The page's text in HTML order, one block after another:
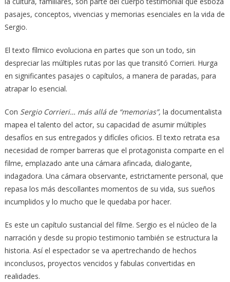
pasajes, conceptos, vivencias y memorias esenciales en la vida de
Sergio.
El texto fílmico evoluciona en partes que son un todo, sin
despreciar las múltiples rutas por las que transitó Corrieri. Hurga
en significantes pasajes o capítulos, a manera de paradas, para
atrapar lo esencial.
Con Sergio Corrieri… más allá de “memorias”, la documentalista
mapea el talento del actor, su capacidad de asumir múltiples
desafíos en sus entregados y difíciles oficios. El texto retrata esa
necesidad de romper barreras que el protagonista comparte en el
filme, emplazado ante una cámara afincada, dialogante,
indagadora. Una cámara observante, estrictamente personal, que
repasa los más descollantes momentos de su vida, sus sueños
incumplidos y lo mucho que le quedaba por hacer.
Es este un capítulo sustancial del filme. Sergio es el núcleo de la
narración y desde su propio testimonio también se estructura la
historia. Así el espectador se va apertrechando de hechos
inconclusos, proyectos vencidos y fabulas convertidas en
realidades.